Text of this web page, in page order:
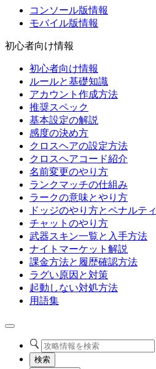
コンソール版情報
モバイル版情報
初心者向け情報
初心者向け情報
ルールと基礎知識
アカウント作成方法
推奨スペック
基本設定の解説
感度の決め方
クロスヘアの設定方法
クロスヘアコード紹介
名前変更のやり方
ランクマッチの仕組み
ラークの意味とやり方
ドッジのやり方とペナルティ
チャットのやり方
武器スキン一覧と入手方法
ナイトマーケット解説
課金方法と履歴確認方法
ラグい原因と対策
起動しない対処方法
用語集
検索